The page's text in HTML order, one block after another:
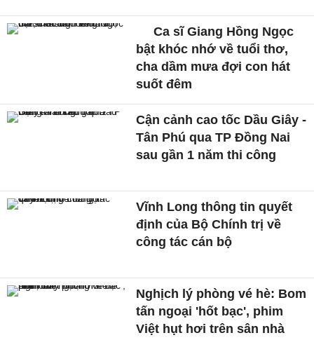
Ca sĩ Giang Hồng Ngọc
bật khóc nhớ về tuổi thơ,
cha dầm mưa đợi con hát
suốt đêm
Cận cảnh cao tốc Dầu Giây -
Tân Phú qua TP Đồng Nai
sau gần 1 năm thi công
Vĩnh Long thông tin quyết
định của Bộ Chính trị về
công tác cán bộ
Nghịch lý phòng vé hè: Bom
tấn ngoại 'hốt bạc', phim
Việt hụt hơi trên sân nhà